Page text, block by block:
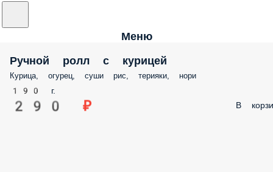
Меню
Ручной ролл с курицей
Курица, огурец, суши рис, терияки, нори
190 г.
290 ₽ В